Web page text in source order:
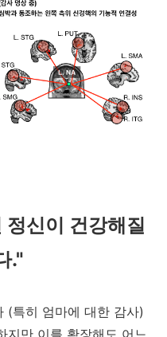
신이 건강해질
."
(특히 엄마에 대한 감사)